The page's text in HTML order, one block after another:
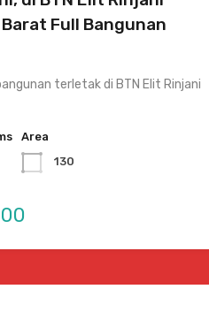
Full Bangunan
terletak di BTN Elit Rinjani
Area
130